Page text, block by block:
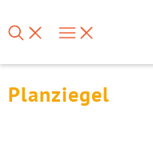
Planziegel